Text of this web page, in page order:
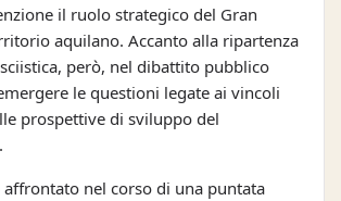
il ruolo strategico del Gran
aquilano. Accanto alla ripartenza
però, nel dibattito pubblico
le questioni legate ai vincoli
prospettive di sviluppo del
nel corso di una puntata